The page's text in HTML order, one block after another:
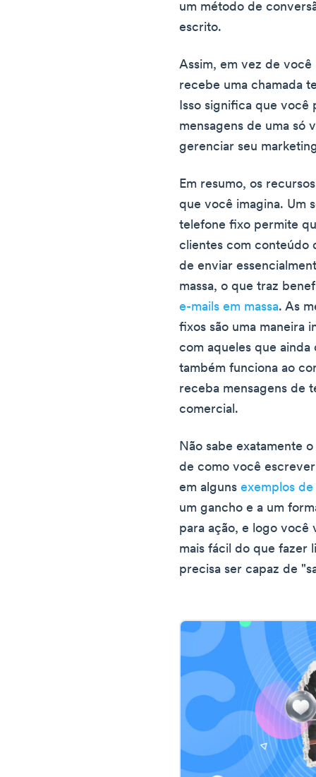
um método de
escrito.
Assim, em vez de
recebe uma chamada
Isso significa que você
mensagens de uma só
gerenciar seu
Em resumo, os
que você imagina. Um
telefone fixo permite
clientes com conteúdo
de enviar
massa, o que traz
e-mails em massa. As
fixos são uma maneira
com aqueles que ainda
também funciona ao
receba mensagens de
comercial.
Não sabe exatamente
de como você
em algunsexemplos
um gancho e a um
para ação, e logo você
mais fácil do que fazer
precisa ser capaz de